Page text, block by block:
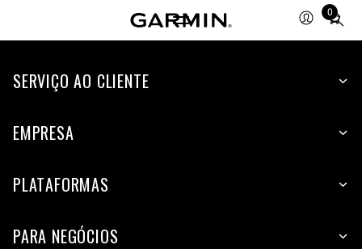
0
Total
items
cart:
SERVIÇO AO CLIENTE
EMPRESA
PLATAFORMAS
PARA NEGÓCIOS